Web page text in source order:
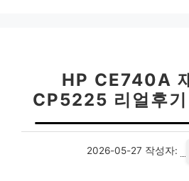
HP CE740A
CP5225 리얼후기
2026-05-27 작성자: